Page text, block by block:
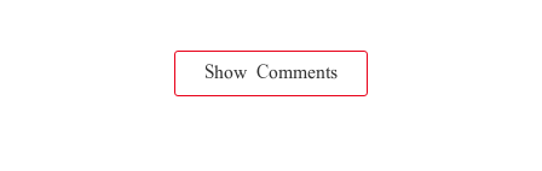
Show Comments